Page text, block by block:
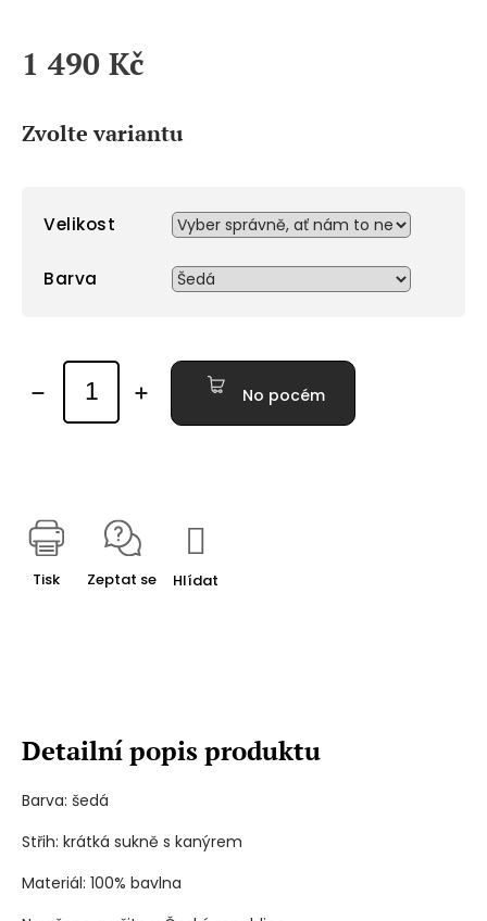
1 490 Kč
Zvolte variantu
Velikost
Barva
No pocém
Tisk Zeptat se Hlídat
Detailní popis produktu
Barva: šedá
Střih: krátká sukně s kanýrem
Materiál: 100% bavlna